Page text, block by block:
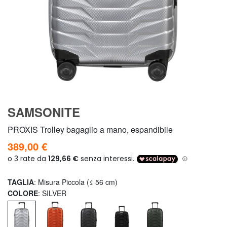
SAMSONITE
PROXIS Trolley bagaglio a mano, espandibile
389,00 €
TAGLIA: Misura Piccola (≤ 56 cm)
COLORE: SILVER